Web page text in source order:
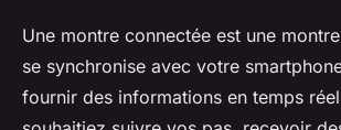
Une montre connectée est une
se synchronise avec votre
fournir des informations en temps